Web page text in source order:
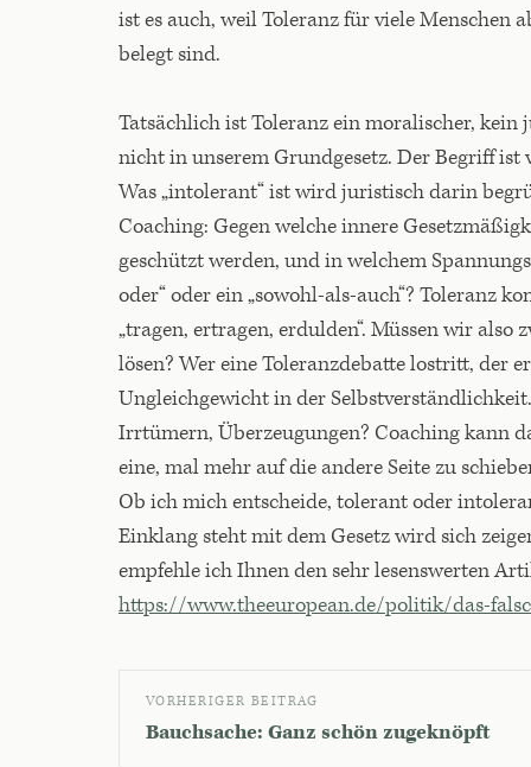
ist es auch, weil Toleranz für viele Menschen
belegt sind.
Tatsächlich ist Toleranz ein moralischer,
nicht in unserem Grundgesetz. Der Begriff
Was „intolerant“ ist wird juristisch darin
Coaching: Gegen welche innere
geschützt werden, und in welchem
oder“ oder ein „sowohl-als-auch“? Toleranz
„tragen, ertragen, erdulden“. Müssen wir
lösen? Wer eine Toleranzdebatte lostritt, der
Ungleichgewicht in der
Irrtümern, Überzeugungen? Coaching kann
eine, mal mehr auf die andere Seite zu
Ob ich mich entscheide, tolerant oder
Einklang steht mit dem Gesetz wird sich
empfehle ich Ihnen den sehr lesenswerten
https://www.theeuropean.de/politik/das-
VORHERIGER BEITRAG
Bauchsache: Ganz schön zugeknöpft